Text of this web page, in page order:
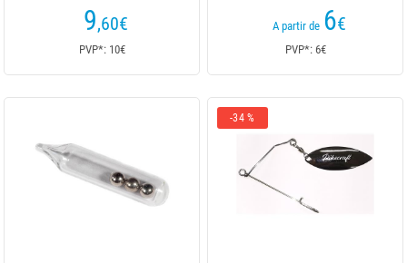
9,60€
PVP*: 10€
A partir de 6€
PVP*: 6€
-34 %